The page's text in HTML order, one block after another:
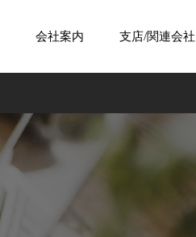
会社案内
支店/関連会社